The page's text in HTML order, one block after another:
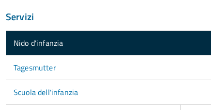
Servizi
Nido d'infanzia
Tagesmutter
Scuola dell'infanzia